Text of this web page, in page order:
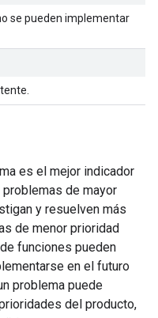
se pueden implementar
es el mejor indicador
de mayor
y resuelven más
de menor prioridad
funciones pueden
en el futuro
problema puede
del producto,